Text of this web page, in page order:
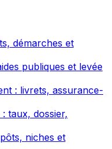
démarches et
publiques et levée
: livrets, assurance-
taux, dossier,
niches et